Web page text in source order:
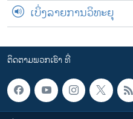
ເບິ່ງລາຍການວິທະຍຸ
ຕິດຕາມພວກເຮົາ ທີ່